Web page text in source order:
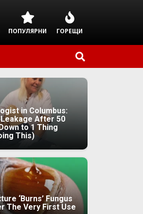
ПОПУЛЯРНИ ГОРЕЩИ
in Columbus:
After 50
to 1 Thing
This)
‘Burns’ Fungus
The Very First Use